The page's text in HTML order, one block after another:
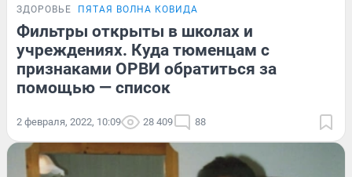
ЗДОРОВЬЕ ПЯТАЯ ВОЛНА КОВИДА
Фильтры открыты в школах и
учреждениях. Куда тюменцам с
признаками ОРВИ обратиться за
помощью — список
2 февраля, 2022, 10:09 28 409 88